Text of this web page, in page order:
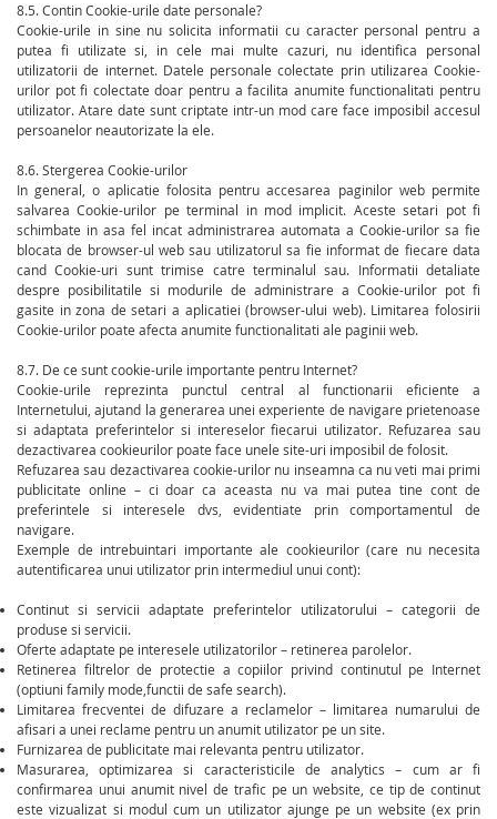
8.5. Contin Cookie-urile date personale?
Cookie-urile in sine nu solicita informatii cu caracter personal pentru a
putea fi utilizate si, in cele mai multe cazuri, nu identifica personal
utilizatorii de internet. Datele personale colectate prin utilizarea Cookie-
urilor pot fi colectate doar pentru a facilita anumite functionalitati pentru
utilizator. Atare date sunt criptate intr-un mod care face imposibil accesul
persoanelor neautorizate la ele.
8.6. Stergerea Cookie-urilor
In general, o aplicatie folosita pentru accesarea paginilor web permite
salvarea Cookie-urilor pe terminal in mod implicit. Aceste setari pot fi
schimbate in asa fel incat administrarea automata a Cookie-urilor sa fie
blocata de browser-ul web sau utilizatorul sa fie informat de fiecare data
cand Cookie-uri sunt trimise catre terminalul sau. Informatii detaliate
despre posibilitatile si modurile de administrare a Cookie-urilor pot fi
gasite in zona de setari a aplicatiei (browser-ului web). Limitarea folosirii
Cookie-urilor poate afecta anumite functionalitati ale paginii web.
8.7. De ce sunt cookie-urile importante pentru Internet?
Cookie-urile reprezinta punctul central al functionarii eficiente a
Internetului, ajutand la generarea unei experiente de navigare prietenoase
si adaptata preferintelor si intereselor fiecarui utilizator. Refuzarea sau
dezactivarea cookieurilor poate face unele site-uri imposibil de folosit.
Refuzarea sau dezactivarea cookie-urilor nu inseamna ca nu veti mai primi
publicitate online – ci doar ca aceasta nu va mai putea tine cont de
preferintele si interesele dvs, evidentiate prin comportamentul de
navigare.
Exemple de intrebuintari importante ale cookieurilor (care nu necesita
autentificarea unui utilizator prin intermediul unui cont):
Continut si servicii adaptate preferintelor utilizatorului – categorii de
produse si servicii.
Oferte adaptate pe interesele utilizatorilor – retinerea parolelor.
Retinerea filtrelor de protectie a copiilor privind continutul pe Internet
(optiuni family mode,functii de safe search).
Limitarea frecventei de difuzare a reclamelor – limitarea numarului de
afisari a unei reclame pentru un anumit utilizator pe un site.
Furnizarea de publicitate mai relevanta pentru utilizator.
Masurarea, optimizarea si caracteristicile de analytics – cum ar fi
confirmarea unui anumit nivel de trafic pe un website, ce tip de continut
este vizualizat si modul cum un utilizator ajunge pe un website (ex prin